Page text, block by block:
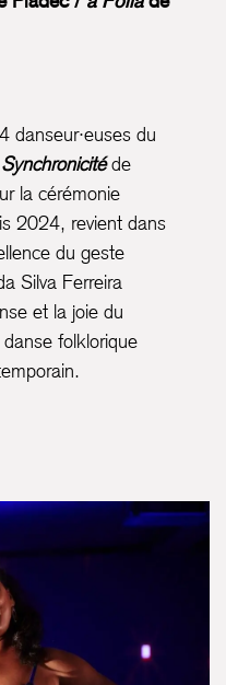
danseur·euses du
Synchronicitéde
la cérémonie
2024, revient dans
du geste
Silva Ferreira
et la joie du
folklorique